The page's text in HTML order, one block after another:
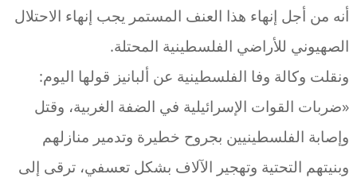
أنه من أجل إنهاء هذا العنف المستمر يجب إنهاء الاحتلال
الصهيوني للأراضي الفلسطينية المحتلة.
ونقلت وكالة وفا الفلسطينية عن ألبانيز قولها اليوم:
«ضربات القوات الإسرائيلية في الضفة الغربية، وقتل
وإصابة الفلسطينيين بجروح خطيرة وتدمير منازلهم
وبنيتهم التحتية وتهجير الآلاف بشكل تعسفي، ترقى إلى